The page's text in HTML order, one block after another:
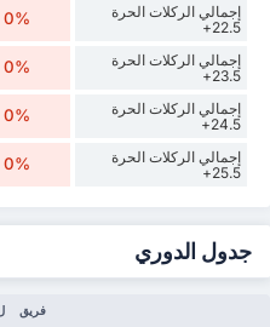
إجمالي الركلات الحرة
22.5+
0%
إجمالي الركلات الحرة
23.5+
0%
إجمالي الركلات الحرة
24.5+
0%
إجمالي الركلات الحرة
25.5+
0%
جدول الدوري
فريق